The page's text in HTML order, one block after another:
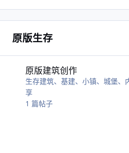
原版生存
原版建筑创作
生存建筑、基建、小镇、城堡、
享
1 篇帖子